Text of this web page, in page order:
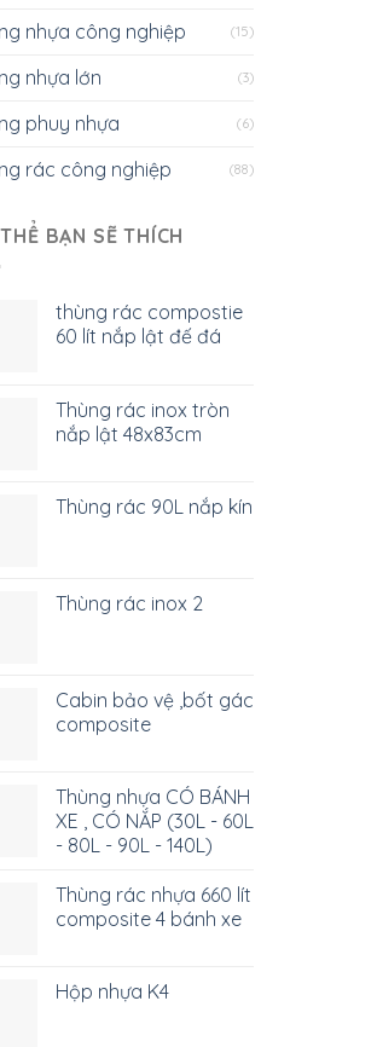
nhựa công nghiệp (15)
nhựa lớn (3)
phuy nhựa (6)
rác công nghiệp (88)
BẠN SẼ THÍCH
thùng rác compostie
60 lít nắp lật đế đá
Thùng rác inox tròn
nắp lật 48x83cm
Thùng rác 90L nắp kín
Thùng rác inox 2
Cabin bảo vệ ,bốt gác
composite
Thùng nhựa CÓ BÁNH
XE , CÓ NẮP (30L - 60L
- 80L - 90L - 140L)
Thùng rác nhựa 660 lít
composite 4 bánh xe
Hộp nhựa K4